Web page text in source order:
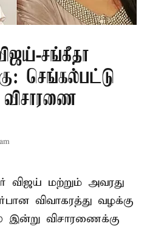
சங்கீதா
செங்கல்பட்டு
விஜய் மற்றும் அவரது
விவாகரத்து வழக்கு
இன்று விசாரணைக்கு